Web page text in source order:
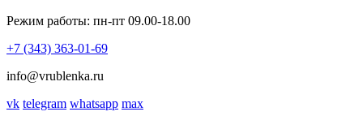
Режим работы: пн-пт 09.00-18.00
+7 (343) 363-01-69
info@vrublenka.ru
vk telegram whatsapp max